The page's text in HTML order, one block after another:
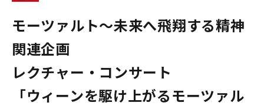
モーツァルト～未来へ飛翔する精神
関連企画
レクチャー・コンサート
「ウィーンを駆け上がるモーツァル